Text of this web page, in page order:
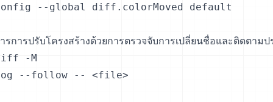
--global diff.colorMoved default
รการปรับโครงสร้างด้วยการตรวจจับการเปลี่ยนชื่อและติดตาม
-M
--follow -- <file>